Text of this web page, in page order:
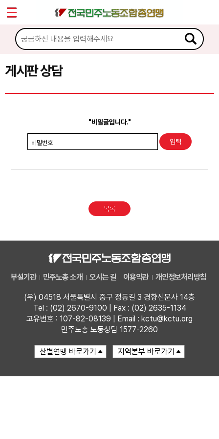
게시판 상담
"비밀글입니다."
비밀번호
목록
부설기관 민주노총 소개 오시는 길 이용약관 개인정보처리방침
(우) 04518 서울특별시 중구 정동길 3 경향신문사 14층
Tel : (02) 2670-9100 | Fax : (02) 2635-1134
고유번호 : 107-82-08139 | Email : kctu@kctu.org
민주노총 노동상담 1577-2260
마이페이지
소개
소식
노동상담
권리찾기수첩 검색
찾아보기
Sketchbook5, 스케치북5
Sketchbook5, 스케치북5